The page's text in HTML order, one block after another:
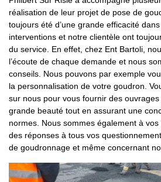
réalisation de leur projet de pose de
toujours été d’une grande efficacité
interventions et notre clientèle ont
du service. En effet, chez Ent Bartoli,
l’écoute de chaque demande et nous
conseils. Nous pouvons par exemple
la personnalisation de votre goudron.
sur nous pour vous fournir des ouvrages
grande beauté tout en assurant une
normes. Nous sommes également à
des réponses à tous vos
de goudronnage et même concernant